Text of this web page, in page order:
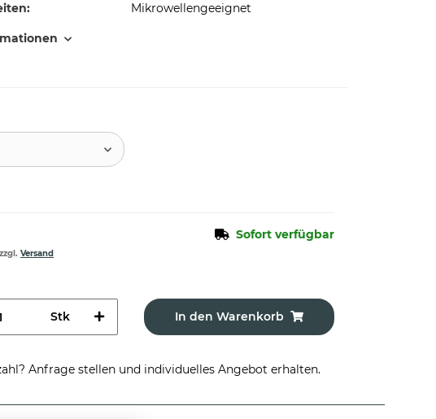
Mikrowellengeeignet
Sofort verfügbar
Versand
Stk In den Warenkorb
Anfrage stellen und individuelles Angebot erhalten.